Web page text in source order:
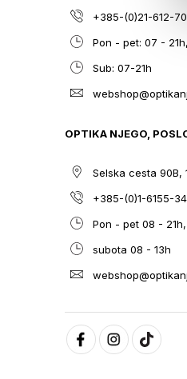
+385-(0)21-612-
Pon - pet: 07 - 21h,
Sub: 07-21h
OPTIKA NJEGO,
Selska cesta 90B,
+385-(0)1-6155-
Pon - pet 08 - 21h,
subota 08 - 13h